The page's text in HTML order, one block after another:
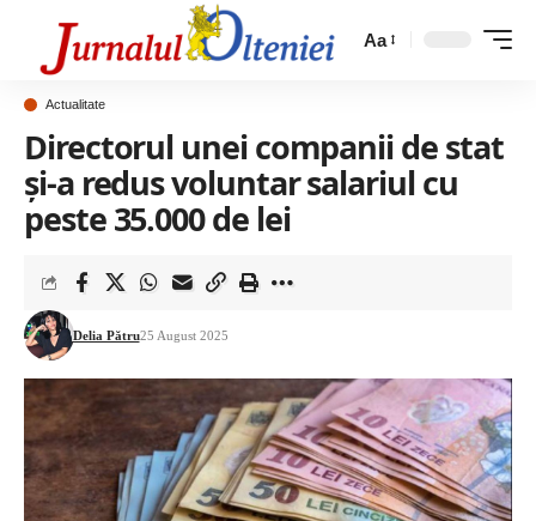
Aa
Actualitate
Directorul unei companii de stat
și-a redus voluntar salariul cu
peste 35.000 de lei
Delia Pătru25 August 2025